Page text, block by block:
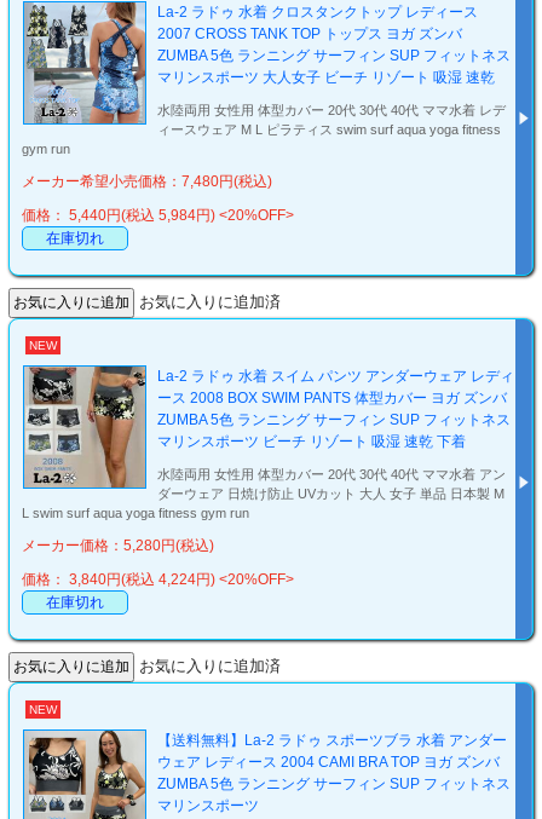
La-2 ラドゥ 水着 クロスタンクトップ レディース
2007 CROSS TANK TOP トップス ヨガ ズンバ
ZUMBA 5色 ランニング サーフィン SUP フィットネス
マリンスポーツ 大人女子 ビーチ リゾート 吸湿 速乾
水陸両用 女性用 体型カバー 20代 30代 40代 ママ水着 レデ
ィースウェア M L ピラティス swim surf aqua yoga fitness
gym run
メーカー希望小売価格：7,480円(税込)
価格： 5,440円(税込 5,984円) <20%OFF>
在庫切れ
お気に入りに追加済
NEW
La-2 ラドゥ 水着 スイム パンツ アンダーウェア レディ
ース 2008 BOX SWIM PANTS 体型カバー ヨガ ズンバ
ZUMBA 5色 ランニング サーフィン SUP フィットネス
マリンスポーツ ビーチ リゾート 吸湿 速乾 下着
水陸両用 女性用 体型カバー 20代 30代 40代 ママ水着 アン
ダーウェア 日焼け防止 UVカット 大人 女子 単品 日本製 M
L swim surf aqua yoga fitness gym run
メーカー価格：5,280円(税込)
価格： 3,840円(税込 4,224円) <20%OFF>
在庫切れ
お気に入りに追加済
NEW
【送料無料】La-2 ラドゥ スポーツブラ 水着 アンダー
ウェア レディース 2004 CAMI BRA TOP ヨガ ズンバ
ZUMBA 5色 ランニング サーフィン SUP フィットネス
マリンスポーツ